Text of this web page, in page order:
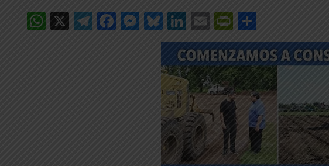
WhatsApp
X Telegram
Facebook
Messenger
Bluesky
LinkedIn
EmailPrintFriendly